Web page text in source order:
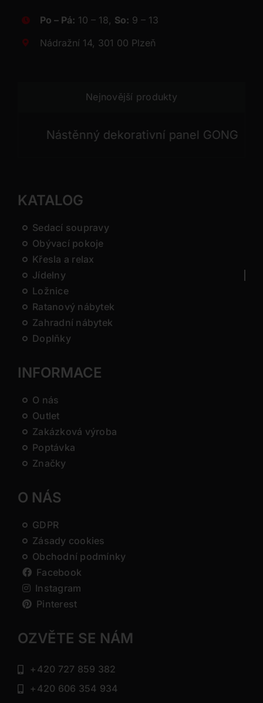
Po – Pá: 10 – 18, So: 9 – 13
Nádražní 14, 301 00 Plzeň
Nejnovější produkty
Nástěnný dekorativní panel GONG
KATALOG
Sedací soupravy
Obývací pokoje
Křesla a relax
Jídelny
Ložnice
Ratanový nábytek
Zahradní nábytek
Doplňky
INFORMACE
O nás
Outlet
Zakázková výroba
Poptávka
Značky
O NÁS
GDPR
Zásady cookies
Obchodní podmínky
Facebook
Instagram
Pinterest
OZVĚTE SE NÁM
+420 727 859 382
+420 606 354 934